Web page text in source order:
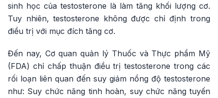
sinh học của testosterone là làm tăng khối lượng cơ.
Tuy nhiên, testosterone không được chỉ định trong
điều trị với mục đích tăng cơ.
Đến nay, Cơ quan quản lý Thuốc và Thực phẩm Mỹ
(FDA) chỉ chấp thuận điều trị testosterone trong các
rối loạn liên quan đến suy giảm nồng độ testosterone
như: Suy chức năng tinh hoàn, suy chức năng tuyến